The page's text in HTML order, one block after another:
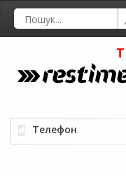
Телефон